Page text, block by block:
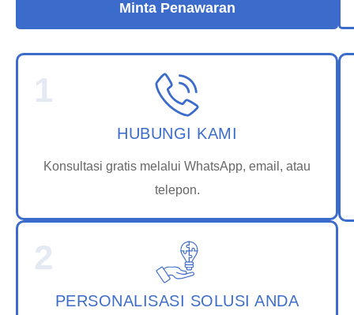
Minta Penawaran
HUBUNGI KAMI
Konsultasi gratis melalui WhatsApp, email, atau
telepon.
1
PERSONALISASI SOLUSI ANDA
2